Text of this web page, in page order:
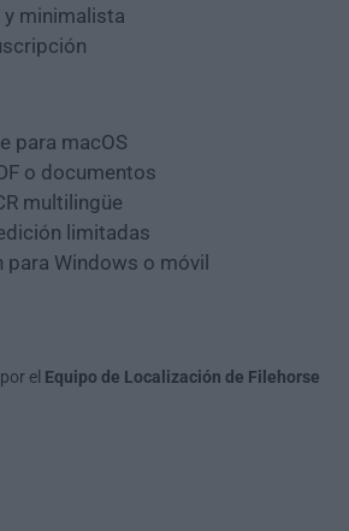
minimalista
para macOS
o documentos
multilingüe
limitadas
para Windows o móvil
el Equipo de Localización de Filehorse